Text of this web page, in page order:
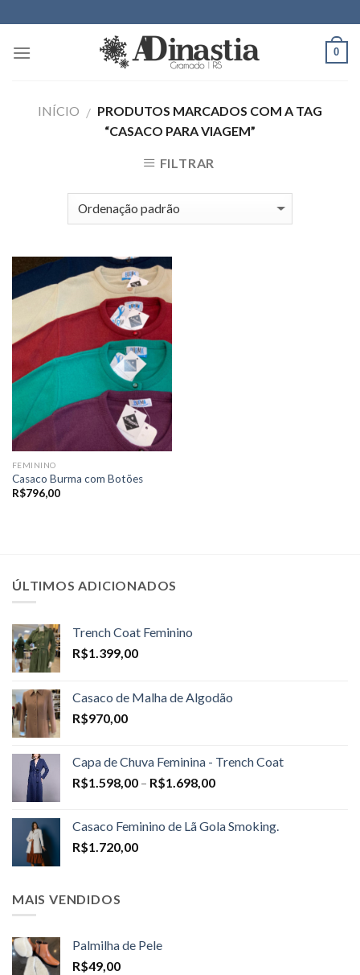
to
content
0
INÍCIO / PRODUTOS MARCADOS COM A TAG
“CASACO PARA VIAGEM”
FILTRAR
FEMININO
Casaco Burma com Botões
R$796,00
ÚLTIMOS ADICIONADOS
Trench Coat Feminino
R$1.399,00
Casaco de Malha de Algodão
R$970,00
Capa de Chuva Feminina - Trench Coat
R$1.598,00 – R$1.698,00Price
through
Casaco Feminino de Lã Gola Smoking.
R$1.720,00
MAIS VENDIDOS
Palmilha de Pele
R$49,00